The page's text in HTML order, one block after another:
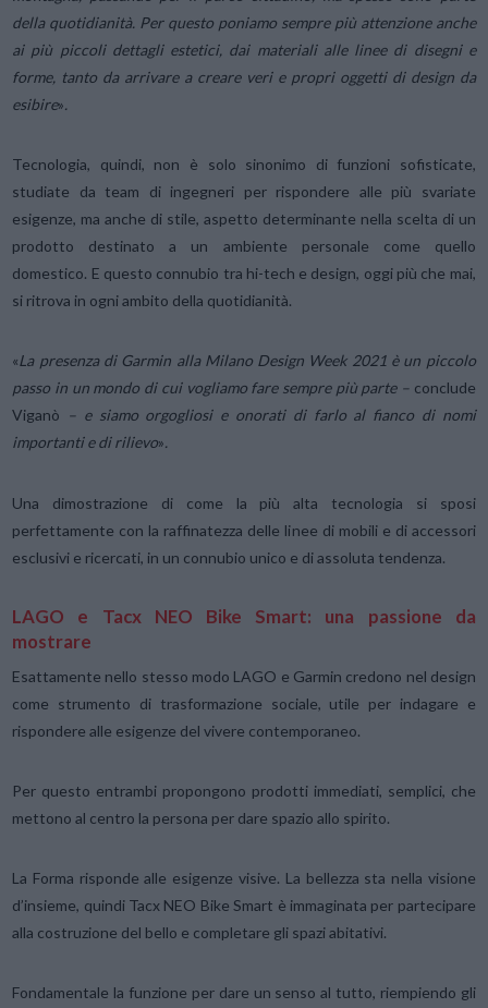
della quotidianità. Per questo poniamo sempre più attenzione anche
ai più piccoli dettagli estetici, dai materiali alle linee di disegni e
forme, tanto da arrivare a creare veri e propri oggetti di design da
esibire».
Tecnologia, quindi, non è solo sinonimo di funzioni sofisticate,
studiate da team di ingegneri per rispondere alle più svariate
esigenze, ma anche di stile, aspetto determinante nella scelta di un
prodotto destinato a un ambiente personale come quello
domestico. E questo connubio tra hi-tech e design, oggi più che mai,
si ritrova in ogni ambito della quotidianità.
«La presenza di Garmin alla Milano Design Week 2021 è un piccolo
passo in un mondo di cui vogliamo fare sempre più parte – conclude
Viganò – e siamo orgogliosi e onorati di farlo al fianco di nomi
importanti e di rilievo».
Una dimostrazione di come la più alta tecnologia si sposi
perfettamente con la raffinatezza delle linee di mobili e di accessori
esclusivi e ricercati, in un connubio unico e di assoluta tendenza.
LAGO e Tacx NEO Bike Smart: una passione da
mostrare
Esattamente nello stesso modo LAGO e Garmin credono nel design
come strumento di trasformazione sociale, utile per indagare e
rispondere alle esigenze del vivere contemporaneo.
Per questo entrambi propongono prodotti immediati, semplici, che
mettono al centro la persona per dare spazio allo spirito.
La Forma risponde alle esigenze visive. La bellezza sta nella visione
d’insieme, quindi Tacx NEO Bike Smart è immaginata per partecipare
alla costruzione del bello e completare gli spazi abitativi.
Fondamentale la funzione per dare un senso al tutto, riempiendo gli